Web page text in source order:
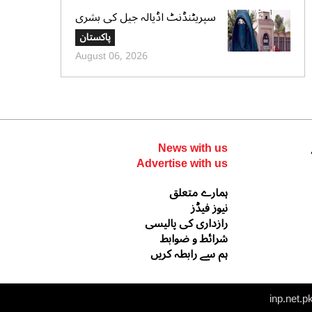
سپریٹنڈنٹ اڈیالہ جیل کی بشری
بی بی کی قیدِ تنہائی اور امتیازی
سلوک کے الزامات کی تردید،
تحریری جواب جمع کرادیا
پاکستان
August 06, 2026
News with us
Advertise with us
ہمارے متعلق
نیوز فیڈز
رازداری کی پالیسی
شرائط و ضوابط
ہم سے رابطہ کریں